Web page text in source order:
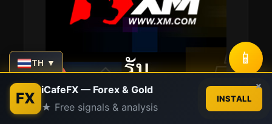
TH ▼ 📱
FX iCafeFX — Forex & Gold
★ Free signals & analysis
INSTALL
×
Contact us
Open